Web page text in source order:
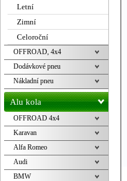
Letní
Zimní
Celoroční
OFFROAD, 4x4
Dodávkové pneu
Nákladní pneu
Alu kola
OFFROAD 4x4
Karavan
Alfa Romeo
Audi
BMW